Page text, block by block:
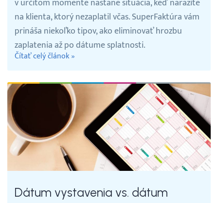
na klienta, ktorý nezaplatil včas. SuperFaktúra vám
prináša niekoľko tipov, ako eliminovať hrozbu
zaplatenia až po dátume splatnosti.
Čítať celý článok »
Dátum vystavenia vs. dátum